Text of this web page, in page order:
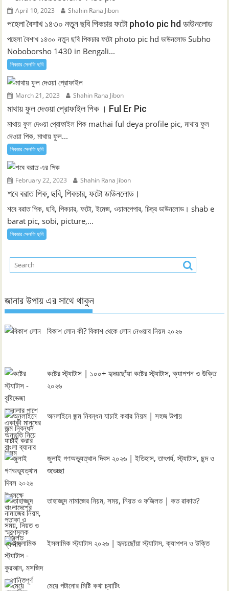
April 10, 2023 Shahin Rana Jibon
পহেলা বৈশাখ ১৪৩০ নতুন ছবি পিকচার ফটো photo pic hd ডাউনলোড
পহেলা বৈশাখ ১৪৩০ নতুন ছবি পিকচার ফটো photo pic hd ডাউনলোড Subho
Noboborsho 1430 in Bengali...
পিকচার সেলফি ছবি
March 21, 2023 Shahin Rana Jibon
মাথায় ফুল দেওয়া প্রোফাইল পিক । Ful Er Pic
মাথায় ফুল দেওয়া প্রোফাইল পিক mathai ful deya profile pic, মাথায় ফুল
দেওয়া পিক, মাথায় ফুল...
পিকচার সেলফি ছবি
February 22, 2023 Shahin Rana Jibon
শবে বরাত পিক, ছবি, পিকচার, ফটো ডাউনলোড।
শবে বরাত পিক, ছবি, পিকচার, ফটো, ইমেজ, ওয়ালপেপার, চিত্র ডাউনলোড। shab e
barat pic, sobi, picture,...
পিকচার সেলফি ছবি
জানার উপায় এর সাথে থাকুন
বিকাশ লোন কী? বিকাশ থেকে লোন নেওয়ার নিয়ম ২০২৬
কষ্টের স্ট্যাটাস | ১০০+ হৃদয়ছোঁয়া কষ্টের স্ট্যাটাস, ক্যাপশন ও উক্তি
২০২৬
অনলাইনে জন্ম নিবন্ধন যাচাই করার নিয়ম | সহজ উপায়
জুলাই গণঅভ্যুত্থান দিবস ২০২৬ | ইতিহাস, তাৎপর্য, স্ট্যাটাস, ছন্দ ও
শুভেচ্ছা
তাহাজ্জুদ নামাজের নিয়ম, সময়, নিয়ত ও ফজিলত | কত রাকাত?
ইসলামিক স্ট্যাটাস ২০২৬ | হৃদয়ছোঁয়া স্ট্যাটাস, ক্যাপশন ও উক্তি
মেয়ে পটানোর মিষ্টি কথা চ্যাটিং